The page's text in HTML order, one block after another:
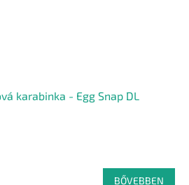
karabinka - Egg Snap DL
BŐVEBBEN